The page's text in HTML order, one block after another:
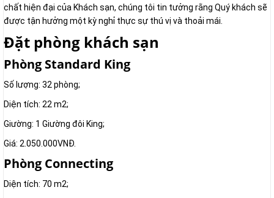
chất hiện đại của Khách sạn, chúng tôi tin tưởng rằng Quý khách sẽ
được tận hưởng một kỳ nghỉ thực sự thú vị và thoải mái.
Đặt phòng khách sạn
Phòng Standard King
Số lượng: 32 phòng;
Diện tích: 22 m2;
Giường: 1 Giường đôi King;
Giá: 2.050.000VNĐ.
Phòng Connecting
Diện tích: 70 m2;